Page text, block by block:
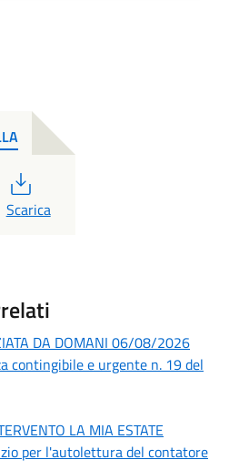
PDF
Scarica
DA DOMANI 06/08/2026
contingibile e urgente n. 19 del
LA MIA ESTATE
per l'autolettura del contatore